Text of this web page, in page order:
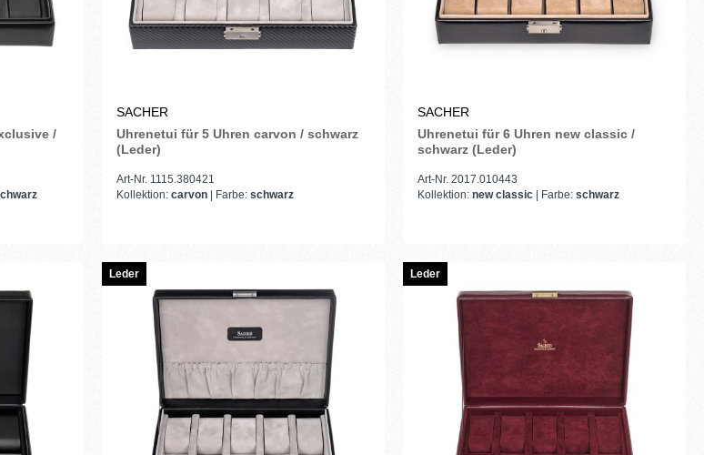
/
SACHER
Uhrenetui für 5 Uhren carvon / schwarz
(Leder)
Art-Nr. 1115.380421
Kollektion: carvon | Farbe: schwarz
SACHER
Uhrenetui für 6 Uhren new classic /
schwarz (Leder)
Art-Nr. 2017.010443
Kollektion: new classic | Farbe: schwarz
Leder Leder